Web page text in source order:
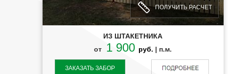
ПОЛУЧИТЬ РАСЧЕТ
ИЗ ШТАКЕТНИКА
от
1 900 руб. | п.м.
ЗАКАЗАТЬ ЗАБОР